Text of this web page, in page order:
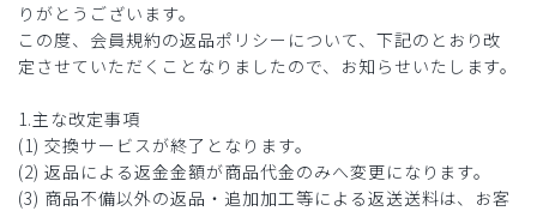
りがとうございます。
この度、会員規約の返品ポリシーについて、下記のとおり改
定させていただくことなりましたので、お知らせいたします。
1.主な改定事項
(1) 交換サービスが終了となります。
(2) 返品による返金金額が商品代金のみへ変更になります。
(3) 商品不備以外の返品・追加加工等による返送送料は、お客